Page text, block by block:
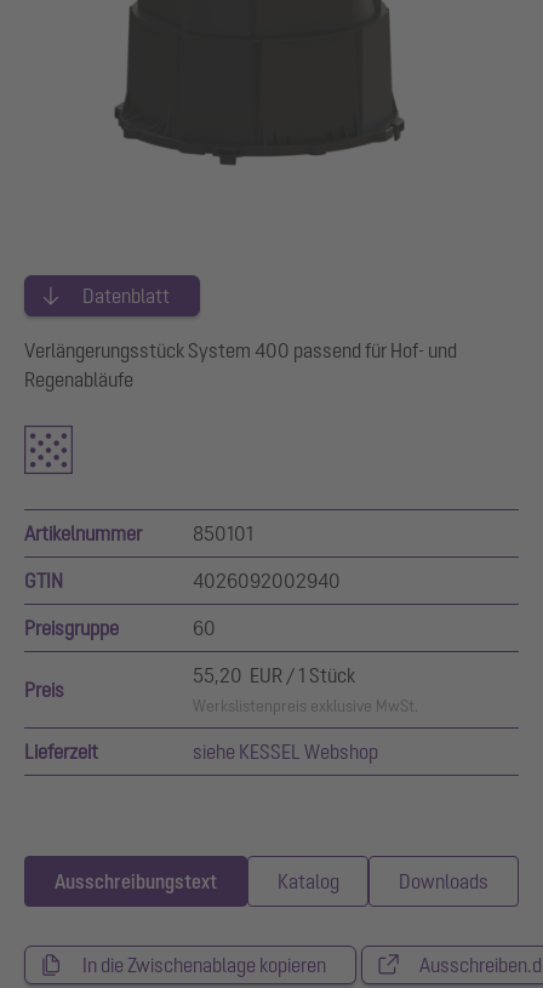
Datenblatt
Verlängerungsstück System 400 passend für Hof- und
Regenabläufe
Artikelnummer 850101
GTIN 4026092002940
Preisgruppe 60
Preis
55,20 EUR / 1 Stück
Werkslistenpreis exklusive MwSt.
Lieferzeit siehe KESSEL Webshop
Ausschreibungstext Katalog Downloads
In die Zwischenablage kopieren